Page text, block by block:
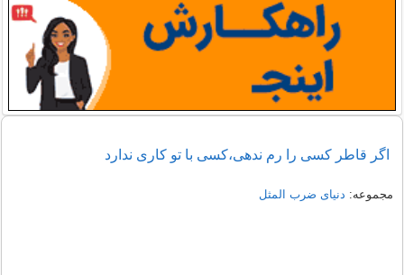
اگر قاطر کسی را رم ندهی،کسی با تو کاری ندارد
مجموعه: دنیای ضرب المثل